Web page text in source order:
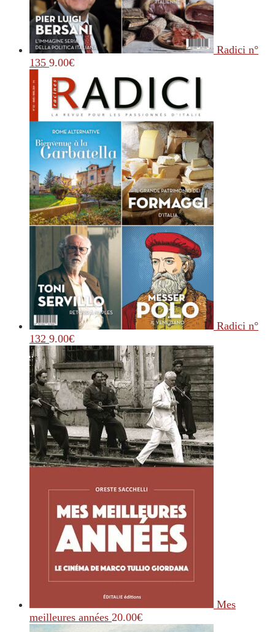
Radici n°
135 9.00€
Radici n°
132 9.00€
Mes
meilleures années 20.00€